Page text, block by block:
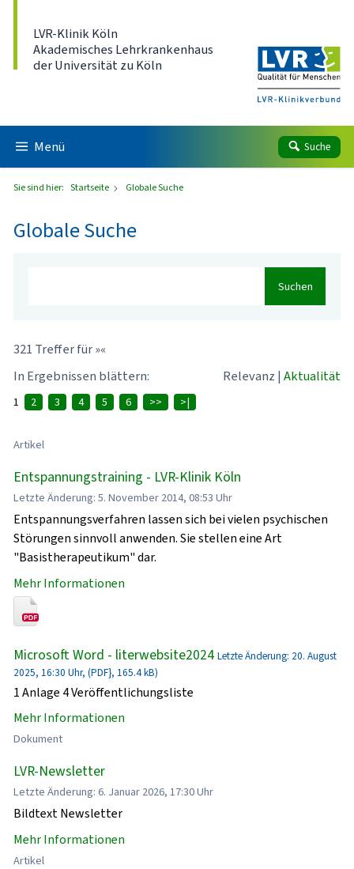
LVR-Klinik Köln
Akademisches Lehrkrankenhaus
der Universität zu Köln
Menü Suche
Sie sind hier: Startseite Globale Suche
Globale Suche
Suchen
321 Treffer für »«
In Ergebnissen blättern:
Relevanz | Aktualität
1 2 3 4 5 6 >> >|
Artikel
Entspannungstraining - LVR-Klinik Köln
Letzte Änderung: 5. November 2014, 08:53 Uhr
Entspannungsverfahren lassen sich bei vielen psychischen
Störungen sinnvoll anwenden. Sie stellen eine Art
"Basistherapeutikum" dar.
Mehr Informationen
Microsoft Word - literwebsite2024 Letzte Änderung: 20. August
2025, 16:30 Uhr, (PDF}, 165.4 kB)
1 Anlage 4 Veröffentlichungsliste
Mehr Informationen
Dokument
LVR-Newsletter
Letzte Änderung: 6. Januar 2026, 17:30 Uhr
Bildtext Newsletter
Mehr Informationen
Artikel